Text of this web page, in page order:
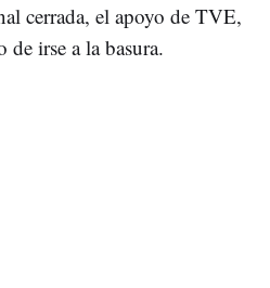
cerrada, el apoyo de TVE,
irse a la basura.